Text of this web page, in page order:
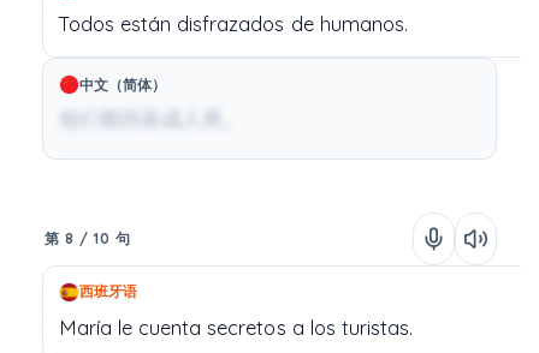
Todos están disfrazados de humanos.
中文（简体）
第 8 / 10 句
西班牙语
María le cuenta secretos a los turistas.